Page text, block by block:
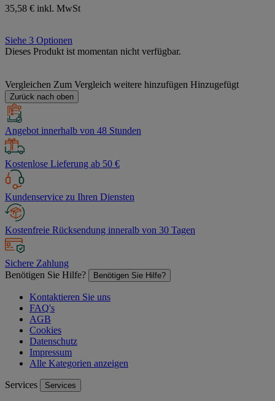
35,58 € inkl. MwSt
Siehe 3 Optionen
Dieses Produkt ist momentan nicht verfügbar.
Vergleichen Zum Vergleich weitere hinzufügen Hinzugefügt
Zurück nach oben
Angebot innerhalb von 48 Stunden
Kostenlose Lieferung ab 50 €
Kundenservice zu Ihren Diensten
Kostenfreie Rücksendung inneralb von 30 Tagen
Sichere Zahlung
Benötigen Sie Hilfe?
Benötigen Sie Hilfe?
Kontaktieren Sie uns
FAQ's
AGB
Cookies
Datenschutz
Impressum
Alle Kategorien anzeigen
Services Services